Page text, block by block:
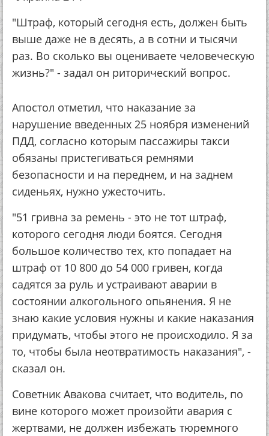
"Штраф, который сегодня есть, должен быть
выше даже не в десять, а в сотни и тысячи
раз. Во сколько вы оцениваете человеческую
жизнь?" - задал он риторический вопрос.
Апостол отметил, что наказание за
нарушение введенных 25 ноября изменений
ПДД, согласно которым пассажиры такси
обязаны пристегиваться ремнями
безопасности и на переднем, и на заднем
сиденьях, нужно ужесточить.
"51 гривна за ремень - это не тот штраф,
которого сегодня люди боятся. Сегодня
большое количество тех, кто попадает на
штраф от 10 800 до 54 000 гривен, когда
садятся за руль и устраивают аварии в
состоянии алкогольного опьянения. Я не
знаю какие условия нужны и какие наказания
придумать, чтобы этого не происходило. Я за
то, чтобы была неотвратимость наказания", -
сказал он.
Советник Авакова считает, что водитель, по
вине которого может произойти авария с
жертвами, не должен избежать тюремного